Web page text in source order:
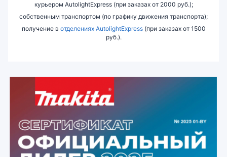
курьером AutolightExpress (при заказах от 2000 руб.);
собственным транспортом (по графику движения транспорта);
получение в отделениях AutolightExpress(при заказах от 1500
руб.).